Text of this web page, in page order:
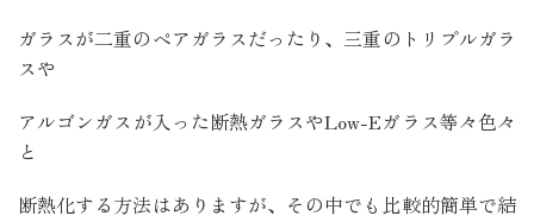
ガラスが二重のペアガラスだったり、三重のトリプルガラ
スや
アルゴンガスが入った断熱ガラスやLow-Eガラス等々色々
と
断熱化する方法はありますが、その中でも比較的簡単で結